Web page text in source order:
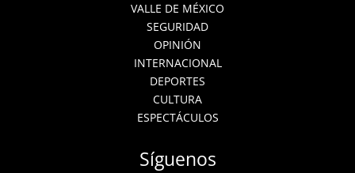
VALLE DE MÉXICO
SEGURIDAD
OPINIÓN
INTERNACIONAL
DEPORTES
CULTURA
ESPECTÁCULOS
Síguenos